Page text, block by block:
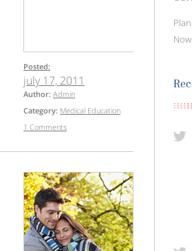
Posted:
july 17, 2011
Author: Admin
Category: Medical Education
1 Comments
Now!